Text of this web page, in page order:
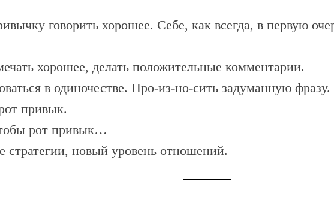
говорить хорошее. Себе, как всегда, в первую
хорошее, делать положительные комментарии.
в одиночестве. Про-из-но-сить задуманную фразу.
привык.
рот привык…
новый уровень отношений.